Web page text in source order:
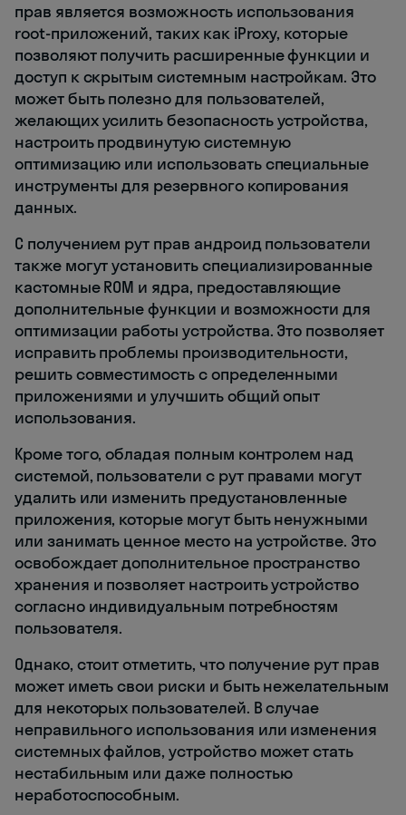
прав является возможность использования
root-приложений, таких как iProxy, которые
позволяют получить расширенные функции и
доступ к скрытым системным настройкам. Это
может быть полезно для пользователей,
желающих усилить безопасность устройства,
настроить продвинутую системную
оптимизацию или использовать специальные
инструменты для резервного копирования
данных.
С получением рут прав андроид пользователи
также могут установить специализированные
кастомные ROM и ядра, предоставляющие
дополнительные функции и возможности для
оптимизации работы устройства. Это позволяет
исправить проблемы производительности,
решить совместимость с определенными
приложениями и улучшить общий опыт
использования.
Кроме того, обладая полным контролем над
системой, пользователи с рут правами могут
удалить или изменить предустановленные
приложения, которые могут быть ненужными
или занимать ценное место на устройстве. Это
освобождает дополнительное пространство
хранения и позволяет настроить устройство
согласно индивидуальным потребностям
пользователя.
Однако, стоит отметить, что получение рут прав
может иметь свои риски и быть нежелательным
для некоторых пользователей. В случае
неправильного использования или изменения
системных файлов, устройство может стать
нестабильным или даже полностью
неработоспособным.